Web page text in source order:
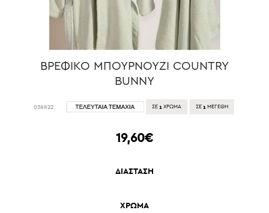
ΒΡΕΦΙΚΟ ΜΠΟΥΡΝΟΥΖΙ COUNTRY
BUNNY
038822 ΣΕ 1 ΧΡΩΜΑ ΣΕ 1 ΜΕΓΕΘΗ
19,60€
ΔΙΑΣΤΑΣΗ
ΧΡΩΜΑ